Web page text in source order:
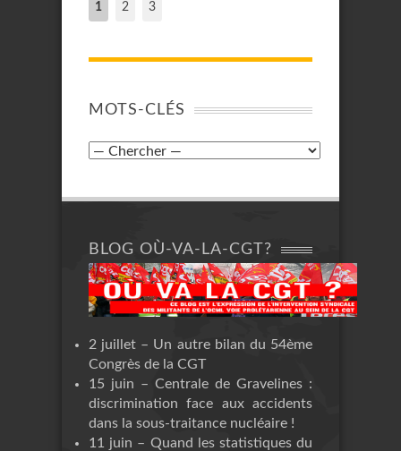
1 2 3
MOTS-CLÉS
BLOG OÙ-VA-LA-CGT?
2 juillet – Un autre bilan du 54ème
Congrès de la CGT
15 juin – Centrale de Gravelines :
discrimination face aux accidents
dans la sous-traitance nucléaire !
11 juin – Quand les statistiques du